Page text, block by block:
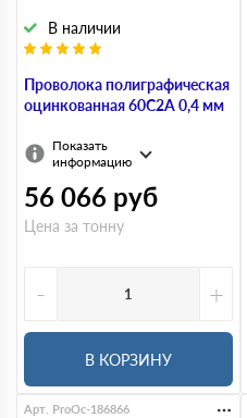
Проволока полиграфическая
оцинкованная 60С2А 0,4 мм
В наличии
Показать
информацию
56 066 руб
Цена за тонну
- +
В КОРЗИНУ
Арт. ProOc-186866